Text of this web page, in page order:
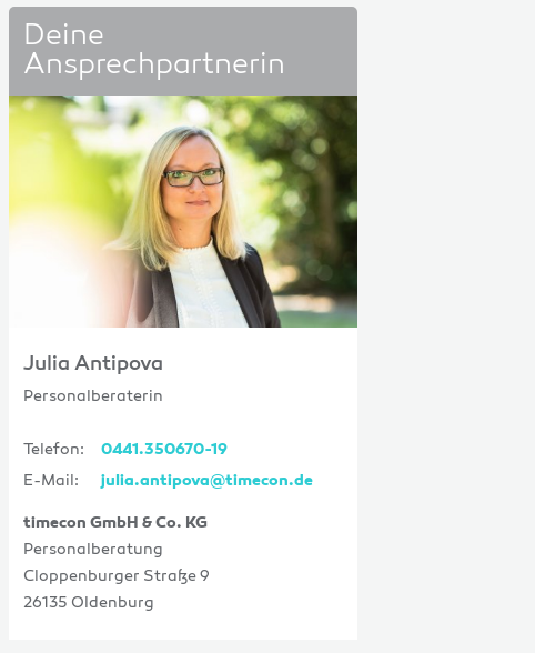
Deine
Ansprechpartnerin
Julia Antipova
Personalberaterin
Telefon: 0441.350670-19
E-Mail: julia.antipova@timecon.de
timecon GmbH & Co. KG
Personalberatung
Cloppenburger Straße 9
26135 Oldenburg